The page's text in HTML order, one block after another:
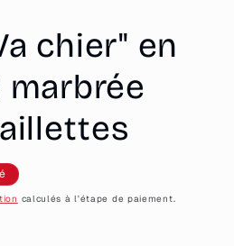
chier" en
calculés à l'étape de paiement.